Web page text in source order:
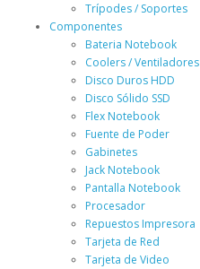
Trípodes / Soportes
Componentes
Bateria Notebook
Coolers / Ventiladores
Disco Duros HDD
Disco Sólido SSD
Flex Notebook
Fuente de Poder
Gabinetes
Jack Notebook
Pantalla Notebook
Procesador
Repuestos Impresora
Tarjeta de Red
Tarjeta de Video